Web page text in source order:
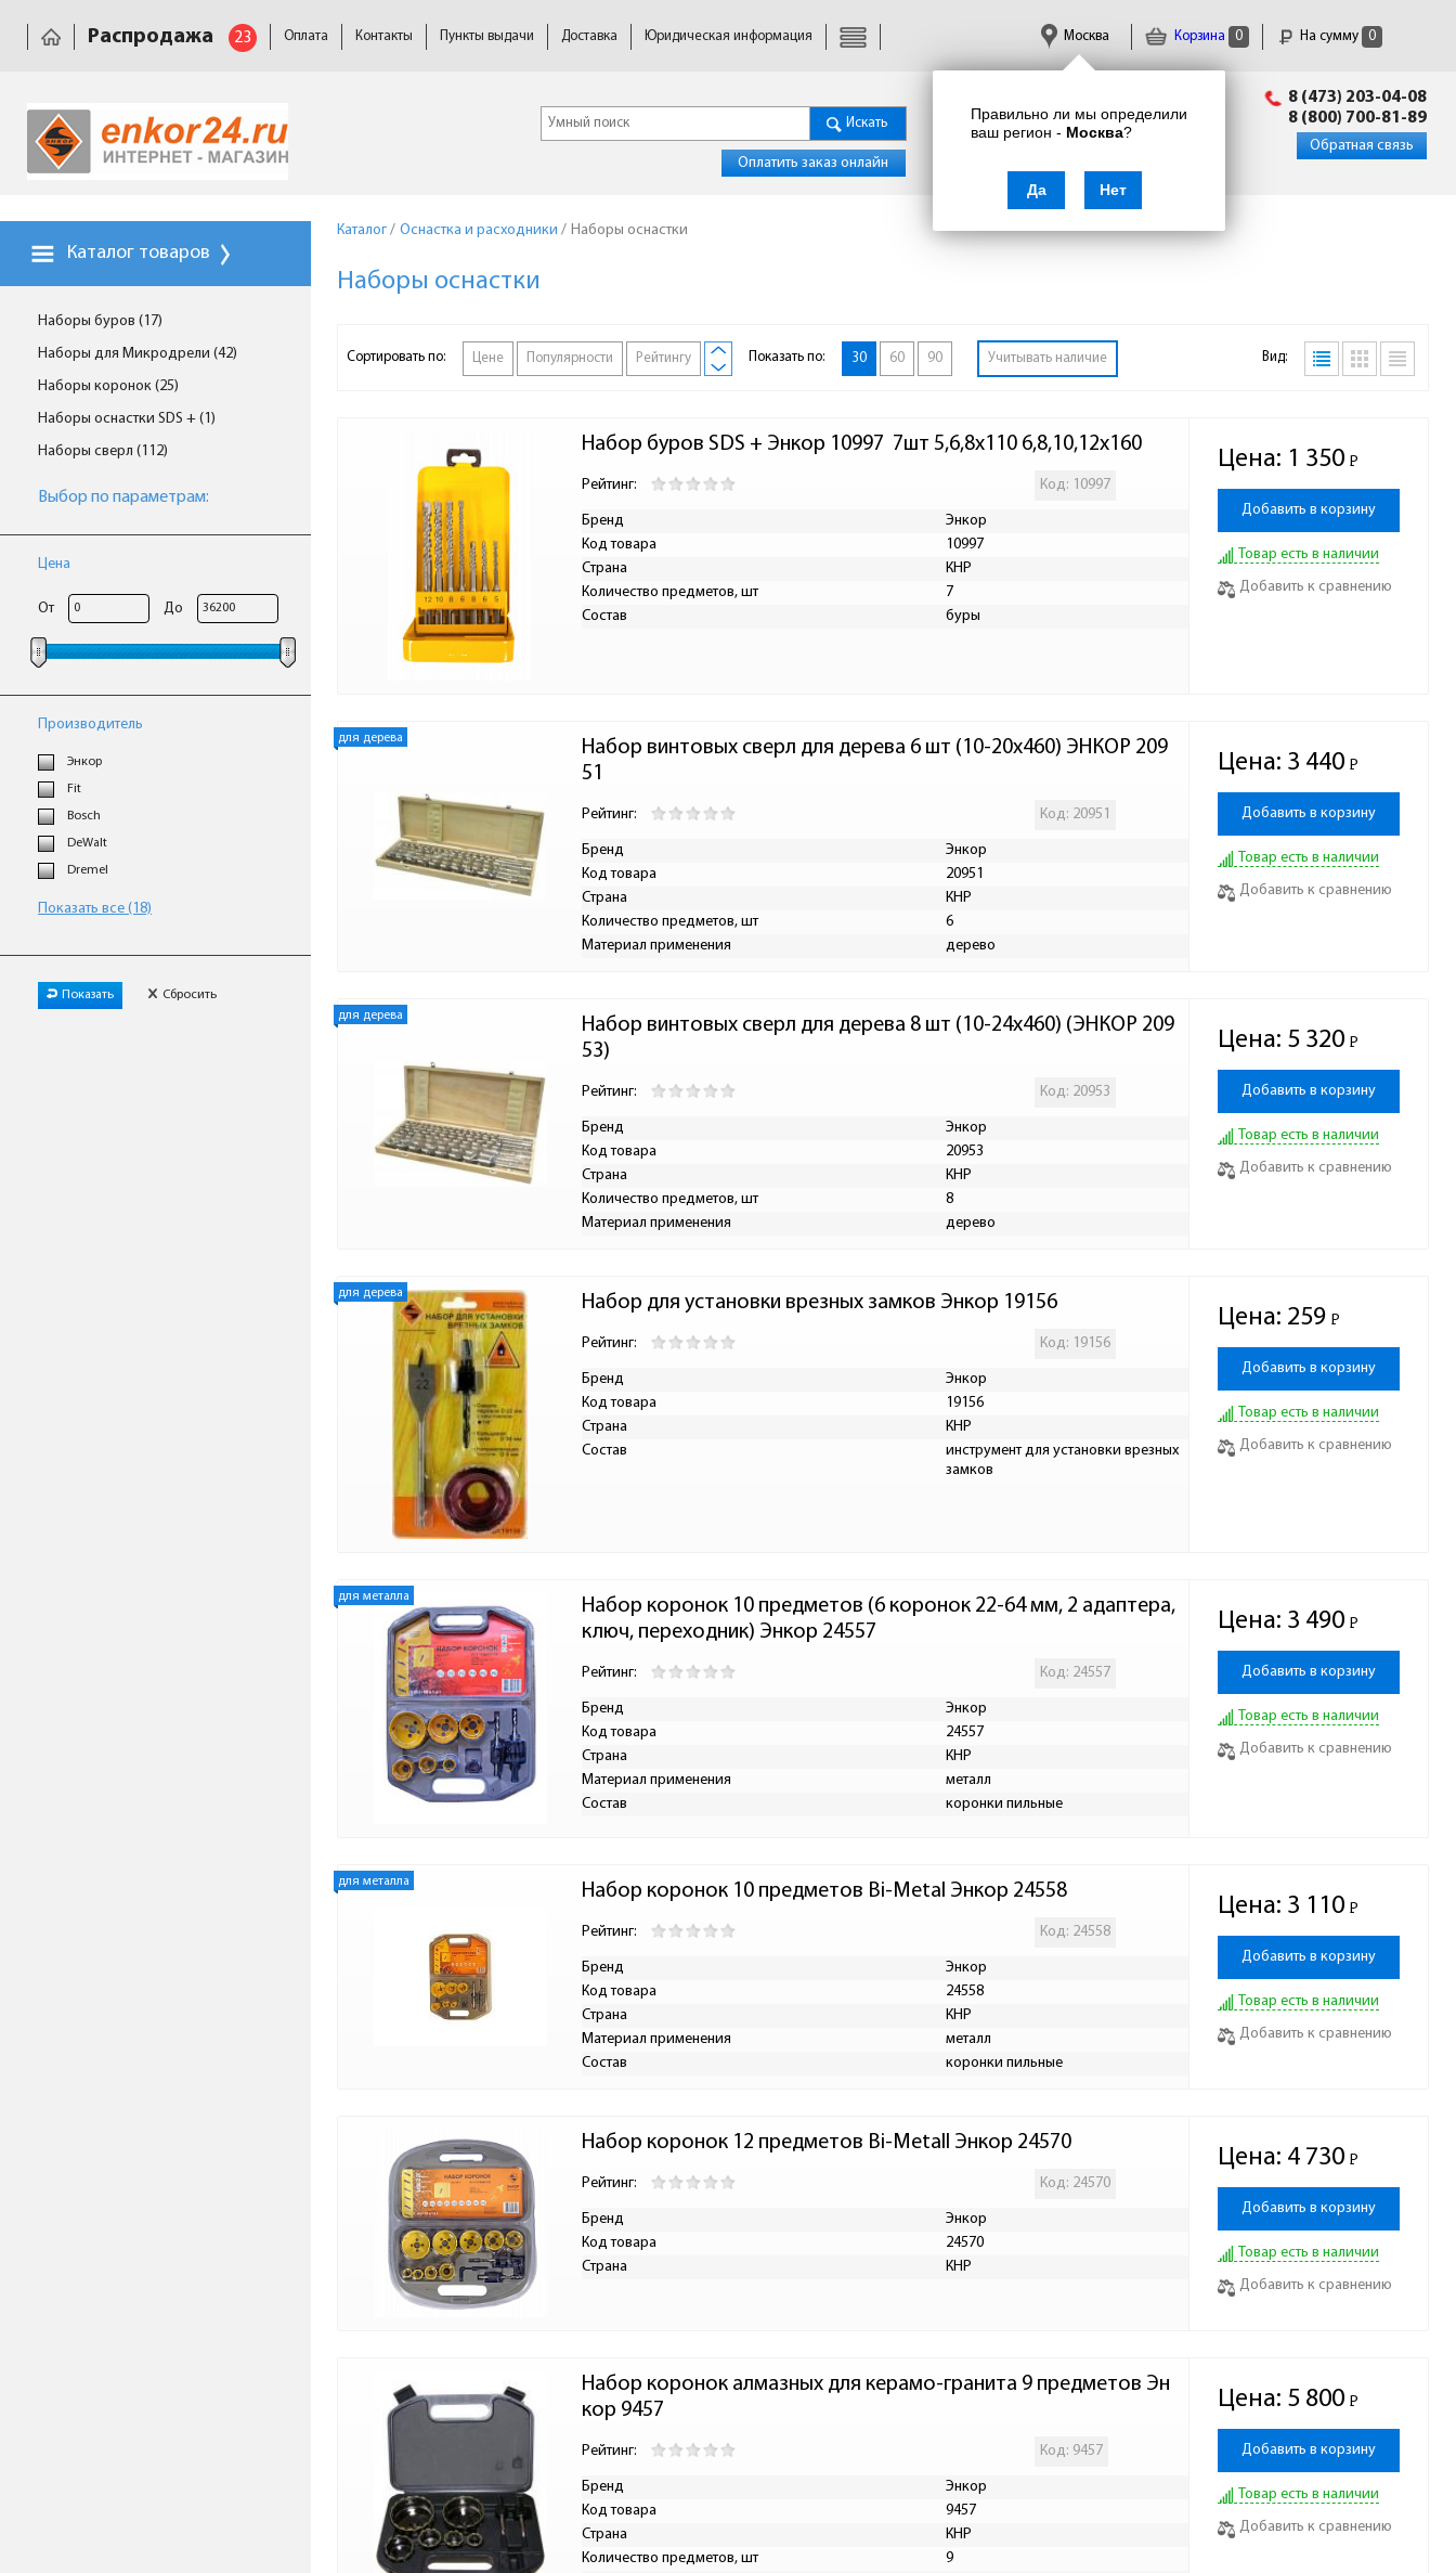
Корзина 0 На сумму 0
Правильно ли мы определили
ваш регион - Москва?
Да Нет
Москва
Распродажа 23 Оплата Контакты Пункты выдачи Доставка Юридическая информация
Искать
Оплатить заказ онлайн
info@enkor24.ru
8 (473) 203-04-08
8 (800) 700-81-89
Обратная связь
Каталог товаров
Наборы буров (17)
Наборы для Микродрели (42)
Наборы коронок (25)
Наборы оснастки SDS + (1)
Наборы сверл (112)
Выбор по параметрам:
Цена
От До
Производитель
Энкор
Fit
Bosch
DeWalt
Dremel
Показать все (18)
Показать Сбросить
Каталог / Оснастка и расходники / Наборы оснастки
Наборы оснастки
Сортировать по: Цене Популярности Рейтингу Показать по: 30 60 90 Учитывать наличие Вид:
Набор буров SDS + Энкор 10997  7шт 5,6,8х110 6,8,10,12х160
Рейтинг: Код: 10997
Бренд
Энкор
Код товара
10997
Страна
КНР
Количество предметов, шт
7
Состав
буры
Цена: 1 350 Р
-
Добавить в корзину
Товар есть в наличии
Добавить к сравнению
для дерева
Набор винтовых сверл для дерева 6 шт (10-20х460) ЭНКОР 209
51
Рейтинг: Код: 20951
Бренд
Энкор
Код товара
20951
Страна
КНР
Количество предметов, шт
6
Материал применения
дерево
Цена: 3 440 Р
-
Добавить в корзину
Товар есть в наличии
Добавить к сравнению
для дерева
Набор винтовых сверл для дерева 8 шт (10-24х460) (ЭНКОР 209
53)
Рейтинг: Код: 20953
Бренд
Энкор
Код товара
20953
Страна
КНР
Количество предметов, шт
8
Материал применения
дерево
Цена: 5 320 Р
-
Добавить в корзину
Товар есть в наличии
Добавить к сравнению
для дерева Набор для установки врезных замков Энкор 19156
Рейтинг: Код: 19156
Бренд
Энкор
Код товара
19156
Страна
КНР
Состав
инструмент для установки врезных
замков
Цена: 259 Р
-
Добавить в корзину
Товар есть в наличии
Добавить к сравнению
для металла
Набор коронок 10 предметов (6 коронок 22-64 мм, 2 адаптера,
ключ, переходник) Энкор 24557
Рейтинг: Код: 24557
Бренд
Энкор
Код товара
24557
Страна
КНР
Материал применения
металл
Состав
коронки пильные
Цена: 3 490 Р
-
Добавить в корзину
Товар есть в наличии
Добавить к сравнению
для металла Набор коронок 10 предметов Bi-Metal Энкор 24558
Рейтинг: Код: 24558
Бренд
Энкор
Код товара
24558
Страна
КНР
Материал применения
металл
Состав
коронки пильные
Цена: 3 110 Р
-
Добавить в корзину
Товар есть в наличии
Добавить к сравнению
Набор коронок 12 предметов Bi-Metall Энкор 24570
Рейтинг: Код: 24570
Бренд
Энкор
Код товара
24570
Страна
КНР
Цена: 4 730 Р
-
Добавить в корзину
Товар есть в наличии
Добавить к сравнению
Набор коронок алмазных для керамо-гранита 9 предметов Эн
кор 9457
Рейтинг: Код: 9457
Бренд
Энкор
Код товара
9457
Страна
КНР
Количество предметов, шт
9
Цена: 5 800 Р
-
Добавить в корзину
Товар есть в наличии
Добавить к сравнению